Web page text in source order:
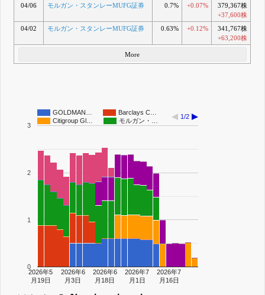
04/06
モルガン・スタンレーMUFG証券 0.7% +0.07%
379,367株
+37,600株
04/02
モルガン・スタンレーMUFG証券 0.63% +0.12%
341,767株
+63,200株
More
GOLDMAN…
Barclays C…
Citigroup Gl…
モルガン・…
1/2
2026年5
月19日
2026年6
月3日
2026年6
月18日
2026年7
月1日
2026年7
月16日
0
1
2
3